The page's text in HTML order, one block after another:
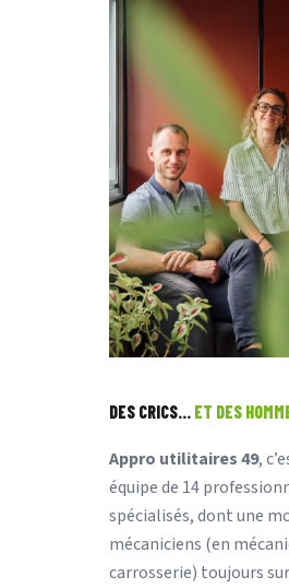
DES CRICS... ET DES
Appro utilitaires 49,
équipe de 14
spécialisés, dont une
mécaniciens (en
carrosserie) toujours